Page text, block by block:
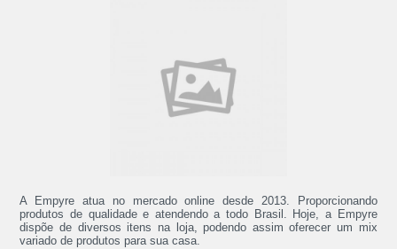
A Empyre atua no mercado online desde 2013. Proporcionando
produtos de qualidade e atendendo a todo Brasil. Hoje, a Empyre
dispõe de diversos itens na loja, podendo assim oferecer um mix
variado de produtos para sua casa.